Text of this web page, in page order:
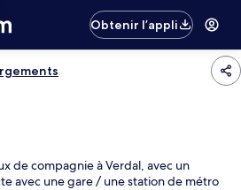
Obtenir l’appli
de compagnie à Verdal, avec un
avec une gare / une station de métro